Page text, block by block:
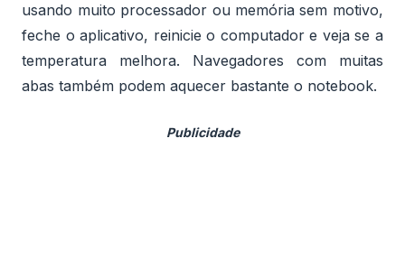
usando muito processador ou memória sem motivo,
feche o aplicativo, reinicie o computador e veja se a
temperatura melhora. Navegadores com muitas
abas também podem aquecer bastante o notebook.